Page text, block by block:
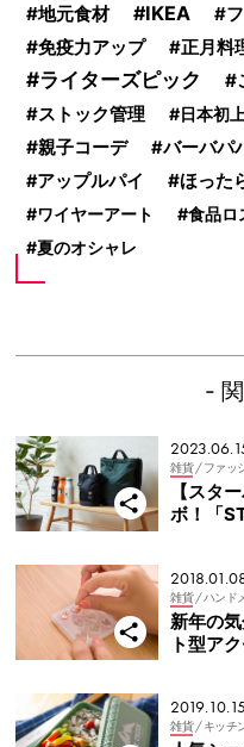
地元食材
IKEA
免疫力アップ 正月料
ライターズピック
ストック管理 日本初
親子コーデ バーバパ
アップルパイ ほった
ワイヤーアート 食品ロ
夏のオシャレ
-
雑貨 / ファッ
【スタ
ボ！「
雑貨 / ハンド
新年の
ト型ア
2019.10.15
雑貨 / キッチ